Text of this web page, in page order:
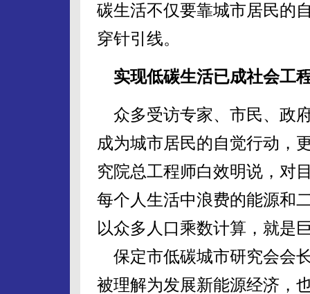
碳生活不仅要靠城市居民的
穿针引线。
实现低碳生活已成社会工
众多受访专家、市民、政
成为城市居民的自觉行动，
究院总工程师白效明说，对
每个人生活中浪费的能源和
以众多人口乘数计算，就是
保定市低碳城市研究会会
被理解为发展新能源经济，